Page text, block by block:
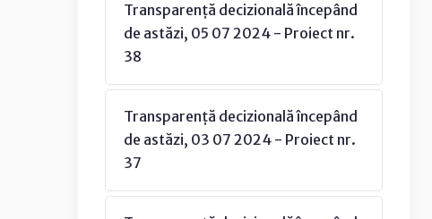
Transparență decizională începând
de astăzi, 05 07 2024 - Proiect nr.
38
Transparență decizională începând
de astăzi, 03 07 2024 - Proiect nr.
37